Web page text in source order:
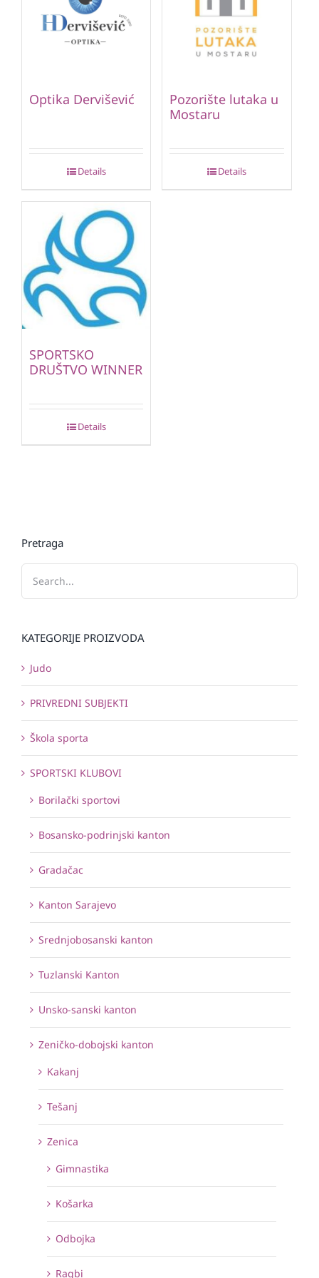
Optika Dervišević
Details
Pozorište lutaka u
Mostaru
Details
SPORTSKO
DRUŠTVO WINNER
Details
Pretraga
KATEGORIJE PROIZVODA
Judo
PRIVREDNI SUBJEKTI
Škola sporta
SPORTSKI KLUBOVI
Borilački sportovi
Bosansko-podrinjski kanton
Gradačac
Kanton Sarajevo
Srednjobosanski kanton
Tuzlanski Kanton
Unsko-sanski kanton
Zeničko-dobojski kanton
Kakanj
Tešanj
Zenica
Gimnastika
Košarka
Odbojka
Ragbi